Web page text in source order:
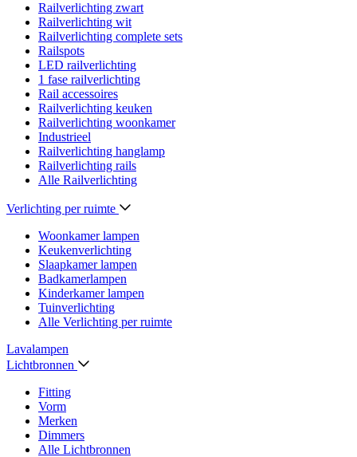
Railverlichting zwart
Railverlichting wit
Railverlichting complete sets
Railspots
LED railverlichting
1 fase railverlichting
Rail accessoires
Railverlichting keuken
Railverlichting woonkamer
Industrieel
Railverlichting hanglamp
Railverlichting rails
Alle Railverlichting
Verlichting per ruimte
Woonkamer lampen
Keukenverlichting
Slaapkamer lampen
Badkamerlampen
Kinderkamer lampen
Tuinverlichting
Alle Verlichting per ruimte
Lavalampen
Lichtbronnen
Fitting
Vorm
Merken
Dimmers
Alle Lichtbronnen